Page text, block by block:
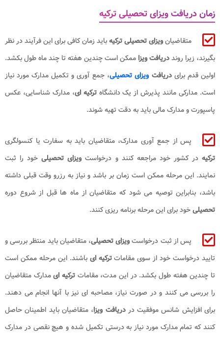
زمان دریافت ویزای تحصیلی ترکیه
متقاضیانویزای تحصیلی ترکیهباید زمان کافی برای این فرآیند در نظر
بگیرند، زیرا رونددریافت ویزا ممکن است چندین هفته تا چند ماه طول بکشد.
اولین قدم برایدریافتویزای تحصیلی، جمع آوری و تکمیل مدارک مورد نیاز
است. مدارکی مانند پذیرش از یک دانشگاهترکیه ای، مدارک شناسایی، عکس
پاسپورت و مدارک مالی باید به دقت تهیه شوند.
پس از جمع آوری مدارک، متقاضیان باید به سفارت یا کنسولگری
ترکیهدر کشور خود مراجعه کنند و درخواست ویزای تحصیلی خود را ثبت
نمایند. این مرحله ممکن است زمان بر باشد و نیاز به رزرو وقت قبلی داشته
باشد، بنابراین توصیه می شود که متقاضیان از ماه ها قبل از شروع دوره
تحصیلیخود برای این مرحله برنامه ریزی کنند.
پس از ثبت درخواستویزای تحصیلی، متقاضیان باید منتظر بررسی و
تایید درخواست خود از سوی مقاماتترکیه ایباشند. این مرحله ممکن است
تا چندین هفته طول بکشد. در این مدت، مقامات ترکیه ایمدارک متقاضیان
را بررسی می کنند و در صورت نیاز، مصاحبه ای نیز با آنها انجام می دهند.
برای افزایش شانس موفقیت دردریافت ویزا، متقاضیان باید اطمینان حاصل
کنند که تمام مدارک مورد نیاز به درستی تکمیل شده و هیچ نقصی در مدارک